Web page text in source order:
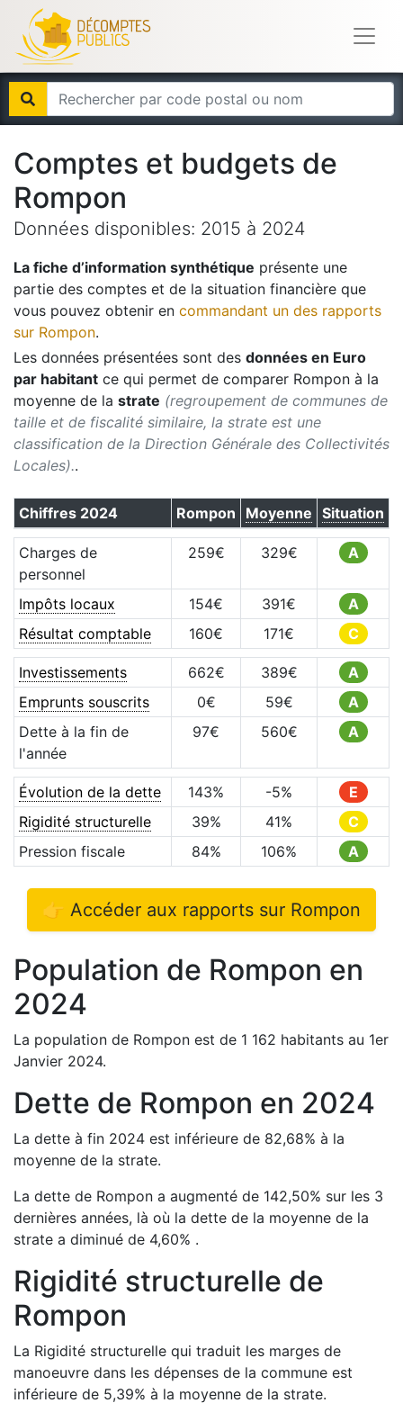
Comptes et budgets de
Rompon
Données disponibles: 2015 à 2024
La fiche d’information synthétique présente une
partie des comptes et de la situation financière que
vous pouvez obtenir en commandant un des rapports
sur Rompon.
Les données présentées sont des données en Euro
par habitant ce qui permet de comparer Rompon à la
moyenne de la strate (regroupement de communes de
taille et de fiscalité similaire, la strate est une
classification de la Direction Générale des Collectivités
Locales)..
Chiffres 2024 Rompon Moyenne Situation
Charges de
personnel
259€ 329€ A
Impôts locaux 154€ 391€
A
Résultat comptable
160€ 171€ C
Investissements 662€ 389€
A
Emprunts souscrits
0€ 59€
A
Dette à la fin de
l'année
97€ 560€ A
Évolution de la dette 143% -5%
E
Rigidité structurelle
39% 41%
C
Pression fiscale
84% 106% A
👉 Accéder aux rapports sur Rompon
Population de Rompon en
2024
La population de Rompon est de 1 162 habitants au 1er
Janvier 2024.
Dette de Rompon en 2024
La dette à fin 2024 est inférieure de 82,68% à la
moyenne de la strate.
La dette de Rompon a augmenté de 142,50% sur les 3
dernières années, là où la dette de la moyenne de la
strate a diminué de 4,60% .
Rigidité structurelle de
Rompon
La Rigidité structurelle qui traduit les marges de
manoeuvre dans les dépenses de la commune est
inférieure de 5,39% à la moyenne de la strate.